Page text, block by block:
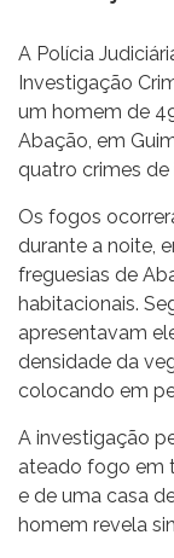
A Polícia
Investigação
um homem de
Abação, em
quatro crimes
Os fogos
durante a noite,
freguesias de
habitacionais.
apresentavam
densidade da
colocando em
A investigação
ateado fogo em
e de uma casa
homem revela